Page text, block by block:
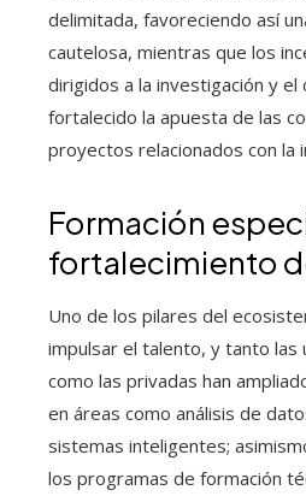
delimitada, favoreciendo así
cautelosa, mientras que los
dirigidos a la investigación y el
fortalecido la apuesta de las
proyectos relacionados con la
Formación
fortalecimiento
Uno de los pilares del
impulsar el talento, y tanto las
como las privadas han
en áreas como análisis de
sistemas inteligentes;
los programas de formación